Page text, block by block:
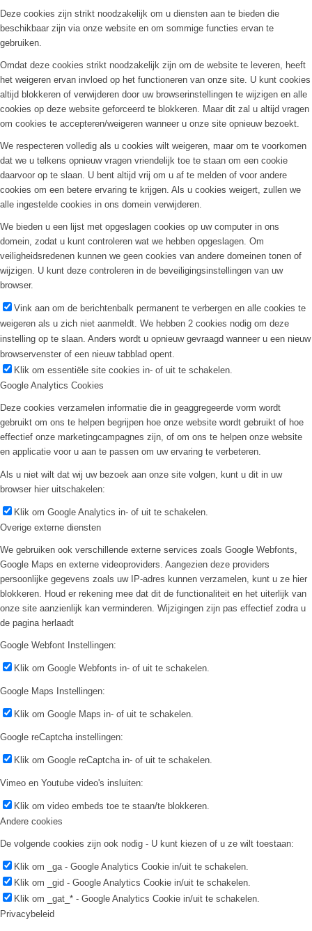
Deze cookies zijn strikt noodzakelijk om u diensten aan te bieden die
beschikbaar zijn via onze website en om sommige functies ervan te
gebruiken.
Omdat deze cookies strikt noodzakelijk zijn om de website te leveren, heeft
het weigeren ervan invloed op het functioneren van onze site. U kunt cookies
altijd blokkeren of verwijderen door uw browserinstellingen te wijzigen en alle
cookies op deze website geforceerd te blokkeren. Maar dit zal u altijd vragen
om cookies te accepteren/weigeren wanneer u onze site opnieuw bezoekt.
We respecteren volledig als u cookies wilt weigeren, maar om te voorkomen
dat we u telkens opnieuw vragen vriendelijk toe te staan om een cookie
daarvoor op te slaan. U bent altijd vrij om u af te melden of voor andere
cookies om een betere ervaring te krijgen. Als u cookies weigert, zullen we
alle ingestelde cookies in ons domein verwijderen.
We bieden u een lijst met opgeslagen cookies op uw computer in ons
domein, zodat u kunt controleren wat we hebben opgeslagen. Om
veiligheidsredenen kunnen we geen cookies van andere domeinen tonen of
wijzigen. U kunt deze controleren in de beveiligingsinstellingen van uw
browser.
Vink aan om de berichtenbalk permanent te verbergen en alle cookies te
weigeren als u zich niet aanmeldt. We hebben 2 cookies nodig om deze
instelling op te slaan. Anders wordt u opnieuw gevraagd wanneer u een nieuw
browservenster of een nieuw tabblad opent.
Klik om essentiële site cookies in- of uit te schakelen.
Google Analytics Cookies
Deze cookies verzamelen informatie die in geaggregeerde vorm wordt
gebruikt om ons te helpen begrijpen hoe onze website wordt gebruikt of hoe
effectief onze marketingcampagnes zijn, of om ons te helpen onze website
en applicatie voor u aan te passen om uw ervaring te verbeteren.
Als u niet wilt dat wij uw bezoek aan onze site volgen, kunt u dit in uw
browser hier uitschakelen:
Klik om Google Analytics in- of uit te schakelen.
Overige externe diensten
We gebruiken ook verschillende externe services zoals Google Webfonts,
Google Maps en externe videoproviders. Aangezien deze providers
persoonlijke gegevens zoals uw IP-adres kunnen verzamelen, kunt u ze hier
blokkeren. Houd er rekening mee dat dit de functionaliteit en het uiterlijk van
onze site aanzienlijk kan verminderen. Wijzigingen zijn pas effectief zodra u
de pagina herlaadt
Google Webfont Instellingen:
Klik om Google Webfonts in- of uit te schakelen.
Google Maps Instellingen:
Klik om Google Maps in- of uit te schakelen.
Google reCaptcha instellingen:
Klik om Google reCaptcha in- of uit te schakelen.
Vimeo en Youtube video's insluiten:
Klik om video embeds toe te staan/te blokkeren.
Andere cookies
De volgende cookies zijn ook nodig - U kunt kiezen of u ze wilt toestaan:
Klik om _ga - Google Analytics Cookie in/uit te schakelen.
Klik om _gid - Google Analytics Cookie in/uit te schakelen.
Klik om _gat_* - Google Analytics Cookie in/uit te schakelen.
Privacybeleid